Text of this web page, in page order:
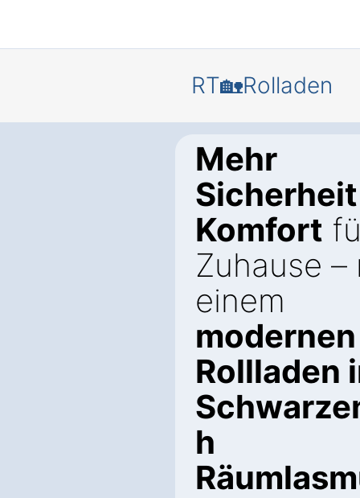
RT🏡Rolladen
Mehr
Komfort
Zuhause –
einem
modernen
Rollladen
h